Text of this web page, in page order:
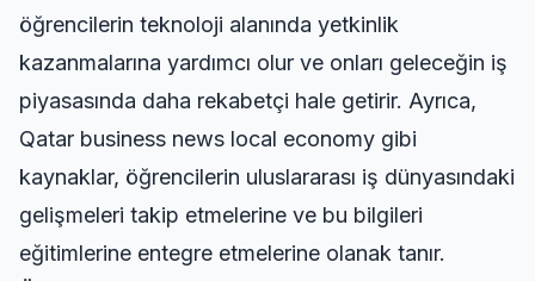
öğrencilerin teknoloji alanında yetkinlik
kazanmalarına yardımcı olur ve onları geleceğin iş
piyasasında daha rekabetçi hale getirir. Ayrıca,
Qatar business news local economy gibi
kaynaklar, öğrencilerin uluslararası iş dünyasındaki
gelişmeleri takip etmelerine ve bu bilgileri
eğitimlerine entegre etmelerine olanak tanır.